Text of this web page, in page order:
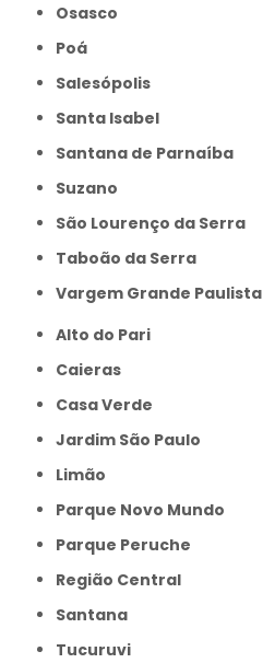
Osasco
Poá
Salesópolis
Santa Isabel
Santana de Parnaíba
Suzano
São Lourenço da Serra
Taboão da Serra
Vargem Grande Paulista
Alto do Pari
Caieras
Casa Verde
Jardim São Paulo
Limão
Parque Novo Mundo
Parque Peruche
Região Central
Santana
Tucuruvi